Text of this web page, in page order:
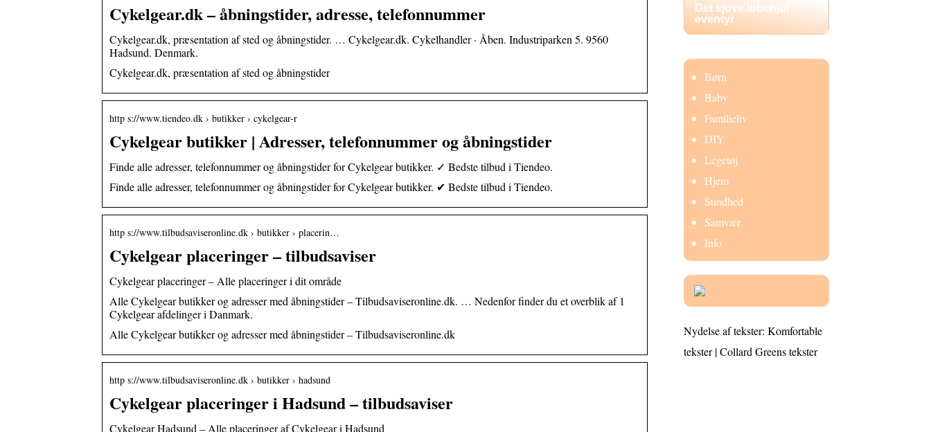
Cykelgear.dk – åbningstider, adresse, telefonnummer
Cykelgear.dk, præsentation af sted og åbningstider. … Cykelgear.dk. Cykelhandler · Åben. Industriparken 5. 9560
Hadsund. Denmark.
Cykelgear.dk, præsentation af sted og åbningstider
http s://www.tiendeo.dk › butikker › cykelgear-r
Cykelgear butikker | Adresser, telefonnummer og åbningstider
Finde alle adresser, telefonnummer og åbningstider for Cykelgear butikker. ✓ Bedste tilbud i Tiendeo.
Finde alle adresser, telefonnummer og åbningstider for Cykelgear butikker. ✔ Bedste tilbud i Tiendeo.
http s://www.tilbudsaviseronline.dk › butikker › placerin…
Cykelgear placeringer – tilbudsaviser
Cykelgear placeringer – Alle placeringer i dit område
Alle Cykelgear butikker og adresser med åbningstider – Tilbudsaviseronline.dk. … Nedenfor finder du et overblik af 1
Cykelgear afdelinger i Danmark.
Alle Cykelgear butikker og adresser med åbningstider – Tilbudsaviseronline.dk
http s://www.tilbudsaviseronline.dk › butikker › hadsund
Cykelgear placeringer i Hadsund – tilbudsaviser
Cykelgear Hadsund – Alle placeringer af Cykelgear i Hadsund
Det sjove løbehjul
eventyr
Børn
Baby
Familieliv
DIY
Legetøj
Hjem
Sundhed
Samvær
Info
Nydelse af tekster: Komfortable
tekster | Collard Greens tekster